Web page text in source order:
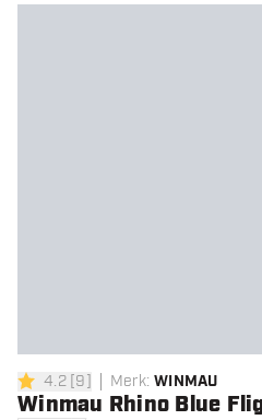
4.2 score sterren
4.2[9] Merk: WINMAU
Winmau Rhino Blue